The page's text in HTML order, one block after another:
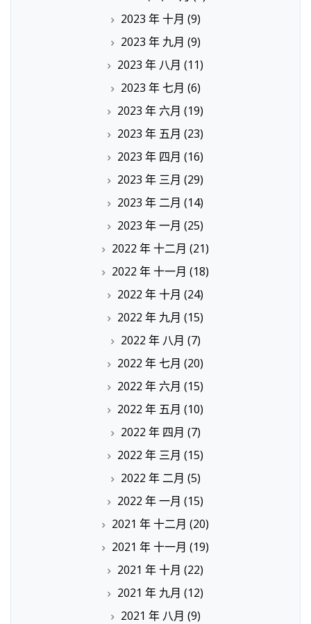
2023 年 十月 (9)
2023 年 九月 (9)
2023 年 八月 (11)
2023 年 七月 (6)
2023 年 六月 (19)
2023 年 五月 (23)
2023 年 四月 (16)
2023 年 三月 (29)
2023 年 二月 (14)
2023 年 一月 (25)
2022 年 十二月 (21)
2022 年 十一月 (18)
2022 年 十月 (24)
2022 年 九月 (15)
2022 年 八月 (7)
2022 年 七月 (20)
2022 年 六月 (15)
2022 年 五月 (10)
2022 年 四月 (7)
2022 年 三月 (15)
2022 年 二月 (5)
2022 年 一月 (15)
2021 年 十二月 (20)
2021 年 十一月 (19)
2021 年 十月 (22)
2021 年 九月 (12)
2021 年 八月 (9)